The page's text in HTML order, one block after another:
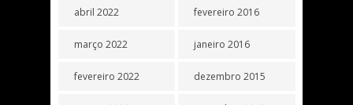
abril 2022
março 2022
fevereiro 2022
fevereiro 2016
janeiro 2016
dezembro 2015